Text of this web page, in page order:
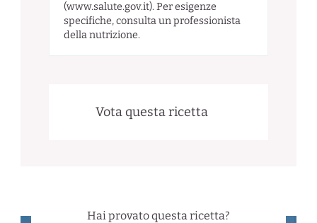
(www.salute.gov.it). Per esigenze
specifiche, consulta un professionista
della nutrizione.
Vota questa ricetta
Hai provato questa ricetta?